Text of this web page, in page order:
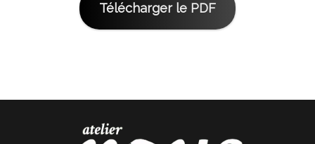
Télécharger le PDF